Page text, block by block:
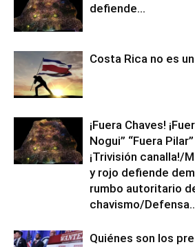
defiende…
Costa Rica no es
¡Fuera Chaves!
Nogui” “Fuera
¡Trivisión canalla!/
y rojo defiende
rumbo autoritario
chavismo/
Quiénes son los